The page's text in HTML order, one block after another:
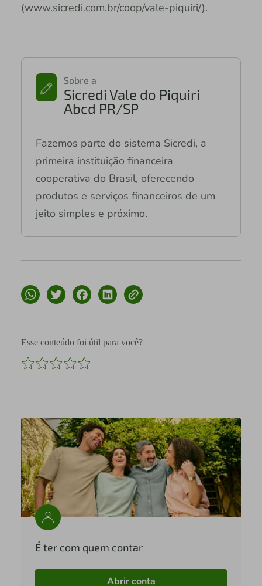
(www.sicredi.com.br/coop/vale-piquiri/).
Sobre a
Sicredi Vale do Piquiri
Abcd PR/SP
Fazemos parte do sistema Sicredi, a
primeira instituição financeira
cooperativa do Brasil, oferecendo
produtos e serviços financeiros de um
jeito simples e próximo.
Esse conteúdo foi útil para você?
É ter com quem contar
Abrir conta